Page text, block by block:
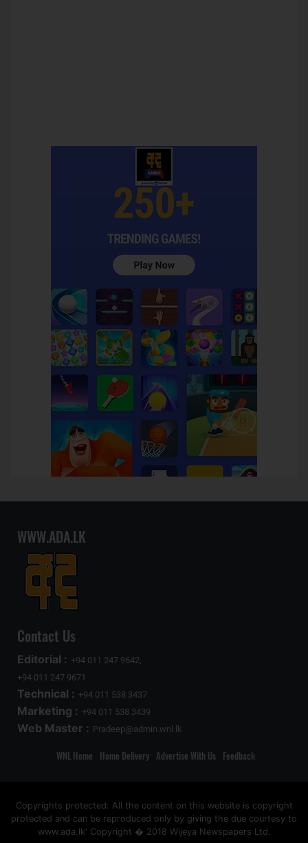
WWW.ADA.LK
Contact Us
Editorial : +94 011 247 9642,
+94 011 247 9671
Technical : +94 011 538 3437
Marketing : +94 011 538 3439
Web Master : Pradeep@admin.wnl.lk
WNL Home Home Delivery Advertise With Us Feedback
Copyrights protected: All the content on this website is copyright
protected and can be reproduced only by giving the due courtesy to
www.ada.lk' Copyright � 2018 Wijeya Newspapers Ltd.